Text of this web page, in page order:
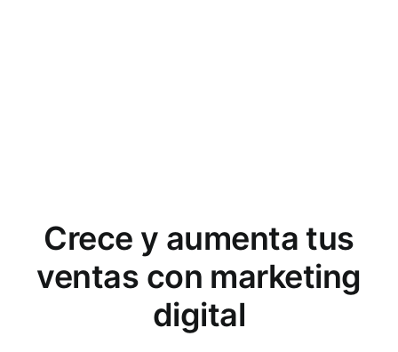
Crece y aumenta tus
ventas con marketing
digital